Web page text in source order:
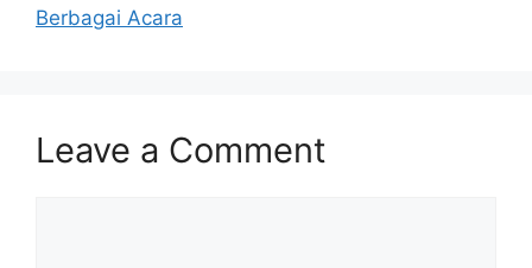
Berbagai Acara
Leave a Comment